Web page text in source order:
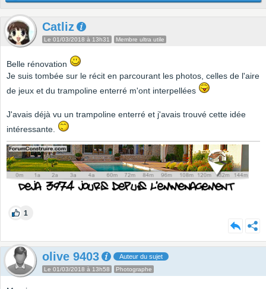
Catliz
Le 01/03/2018 à 13h31 Membre ultra utile
Belle rénovation
Je suis tombée sur le récit en parcourant les photos, celles de l'aire
de jeux et du trampoline enterré m'ont interpellées
J'avais déjà vu un trampoline enterré et j'avais trouvé cette idée
intéressante.
1
olive 9403 Auteur du sujet
Le 01/03/2018 à 13h58 Photographe